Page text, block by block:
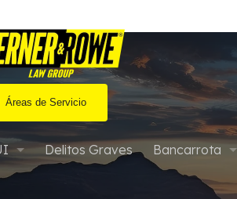
Áreas de Servicio
Delitos Graves Bancarrota
Bancarrota